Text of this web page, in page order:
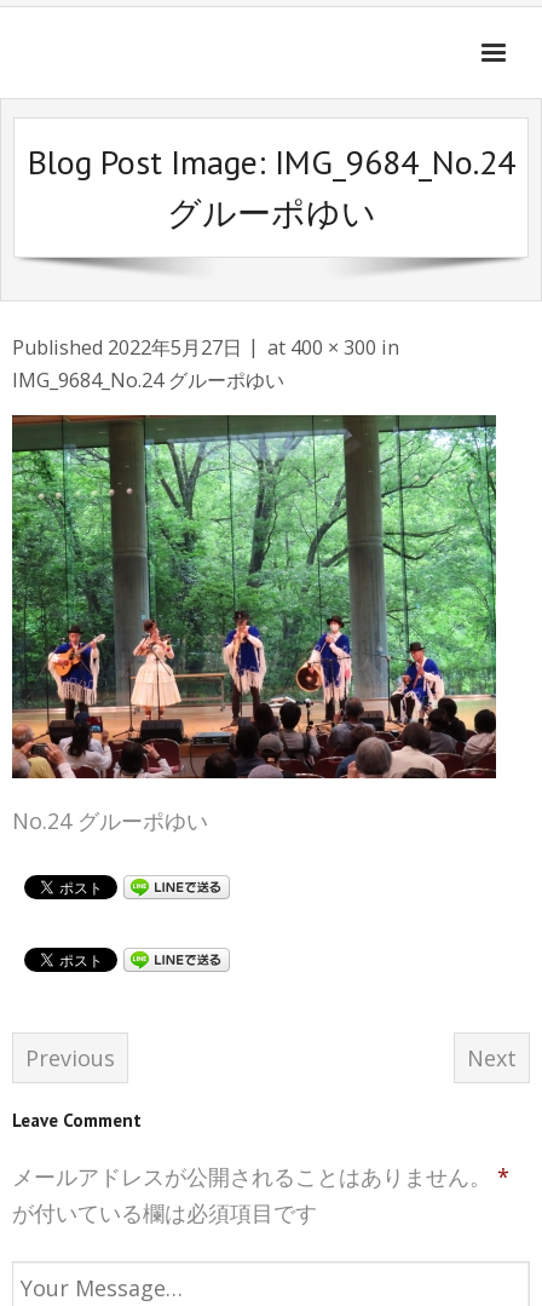
ご挨拶
開催記録
会場のご案内
お問合せ
グループ紹介
リンク
Blog Post Image: IMG_9684_No.24
グルーポゆい
Published 2022年5月27日 at 400 × 300 in
IMG_9684_No.24 グルーポゆい
No.24 グルーポゆい
Previous Next
Leave Comment
メールアドレスが公開されることはありません。
*
が付いている欄は必須項目です